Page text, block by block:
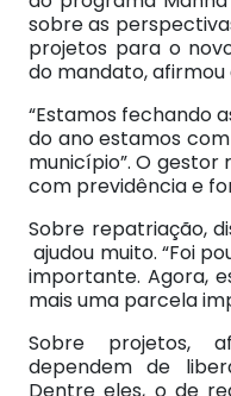
sobre as
projetos para o
do mandato, afirmou
“Estamos fechando
do ano estamos
município”. O
com previdência e
Sobre repatriação,
ajudou muito. “Foi
importante. Agora,
mais uma parcela
Sobre projetos,
dependem de
Dentre eles, o de